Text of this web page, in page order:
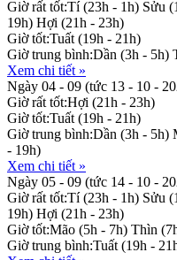
Giờ rất tốt:Tí (23h - 1h) Sửu
19h) Hợi (21h - 23h)
Giờ tốt:Tuất (19h - 21h)
Giờ trung bình:Dần (3h - 5h)
Xem chi tiết »
Ngày 04 - 09 (tức 13 - 10 -
Giờ rất tốt:Hợi (21h - 23h)
Giờ tốt:Tuất (19h - 21h)
Giờ trung bình:Dần (3h - 5h)
- 19h)
Xem chi tiết »
Ngày 05 - 09 (tức 14 - 10 -
Giờ rất tốt:Tí (23h - 1h) Sửu
19h) Hợi (21h - 23h)
Giờ tốt:Mão (5h - 7h) Thìn
Giờ trung bình:Tuất (19h -